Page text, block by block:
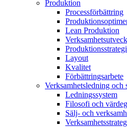
Produktion
Processförbättring​
Lean Produktion​
Produktionsstrategi​
Layout​
Kvalitet
Förbättringsarbete
Verksamhetsledning och
Ledningssystem
Filosofi och
Sälj- och